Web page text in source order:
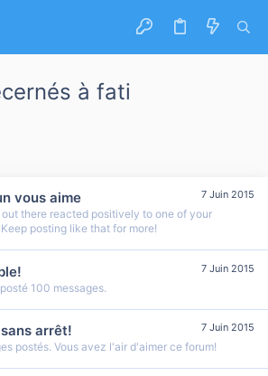
à fati
7 Juin 2015
vous aime
out there reacted positively to one of your
posting like that for more!
7 Juin 2015
100 messages.
7 Juin 2015
arrêt!
postés. Vous avez l'air d'aimer ce forum!